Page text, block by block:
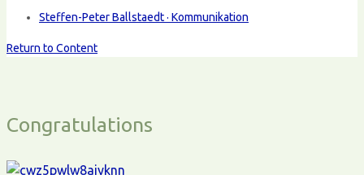
Steffen-Peter Ballstaedt · Kommunikation
Return to Content
Congratulations